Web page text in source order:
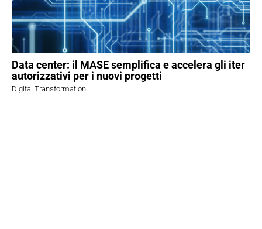
Data center: il MASE semplifica e accelera gli iter
autorizzativi per i nuovi progetti
Digital Transformation